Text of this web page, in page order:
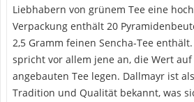
Liebhabern von grünem Tee eine
Verpackung enthält 20
2,5 Gramm feinen Sencha-Tee
spricht vor allem jene an, die Wert auf
angebauten Tee legen. Dallmayr ist
Tradition und Qualität bekannt, was